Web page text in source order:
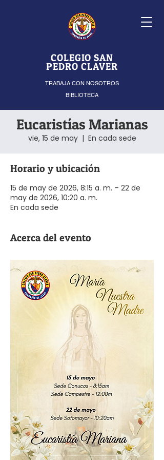
COLEGIO SAN
PEDRO CLAVER
TRABAJA CON NOSOTROS
BIBLIOTECA
Eucaristías Marianas
vie, 15 de may
  |
En cada sede
Horario y ubicación
15 de may de 2026, 8:15 a. m. – 22 de
may de 2026, 10:20 a. m.
En cada sede
Acerca del evento